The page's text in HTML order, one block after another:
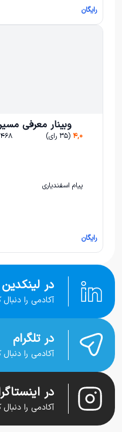
رایگان
وبینار معرفی
۴,۰ (۳۵ رای) ۱۴۶۸ نفر
پیام اسفندیاری
رایگان
در لینکدین
آکادمی را دنبال
در تلگرام
آکادمی را دنبال
در
آکادمی را دنبال